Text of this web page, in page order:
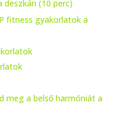
deszkán (10 perc)
fitness gyakorlatok a
meg a belső harmóniát a